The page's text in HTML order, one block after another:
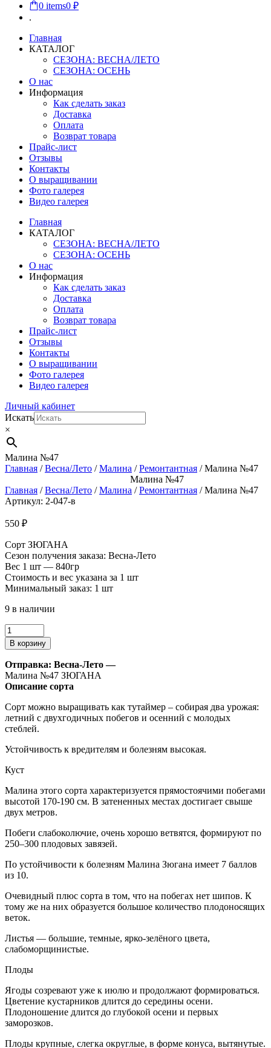
0 items0 ₽
.
Главная
КАТАЛОГ
СЕЗОНА: ВЕСНА/ЛЕТО
СЕЗОНА: ОСЕНЬ
О нас
Информация
Как сделать заказ
Доставка
Оплата
Возврат товара
Прайс-лист
Отзывы
Контакты
О выращивании
Фото галерея
Видео галерея
Главная
КАТАЛОГ
СЕЗОНА: ВЕСНА/ЛЕТО
СЕЗОНА: ОСЕНЬ
О нас
Информация
Как сделать заказ
Доставка
Оплата
Возврат товара
Прайс-лист
Отзывы
Контакты
О выращивании
Фото галерея
Видео галерея
Личный кабинет
Искать
×
Малина №47
Главная /Весна/Лето /Малина /Ремонтантная / Малина №47
Малина №47
Главная /Весна/Лето /Малина /Ремонтантная / Малина №47
Артикул: 2-047-в
550 ₽
Сорт ЗЮГАНА
Сезон получения заказа: Весна-Лето
Вес 1 шт — 840гр
Стоимость и вес указана за 1 шт
Минимальный заказ: 1 шт
9 в наличии
Количество
товара
Малина
№47
В корзину
Отправка: Весна-Лето —
Малина №47 ЗЮГАНА
Описание сорта
Сорт можно выращивать как тутаймер – собирая два урожая:
летний с двухгодичных побегов и осенний с молодых
стеблей.
Устойчивость к вредителям и болезням высокая.
Куст
Малина этого сорта характеризуется прямостоячими побегами
высотой 170-190 см. В затененных местах достигает свыше
двух метров.
Побеги слабоколючие, очень хорошо ветвятся, формируют по
250–300 плодовых завязей.
По устойчивости к болезням Малина Зюгана имеет 7 баллов
из 10.
Очевидный плюс сорта в том, что на побегах нет шипов. К
тому же на них образуется большое количество плодоносящих
веток.
Листья — большие, темные, ярко-зелёного цвета,
слабоморщинистые.
Плоды
Ягоды созревают уже к июлю и продолжают формироваться.
Цветение кустарников длится до середины осени.
Плодоношение длится до глубокой осени и первых
заморозков.
Плоды крупные, слегка округлые, в форме конуса, вытянутые.